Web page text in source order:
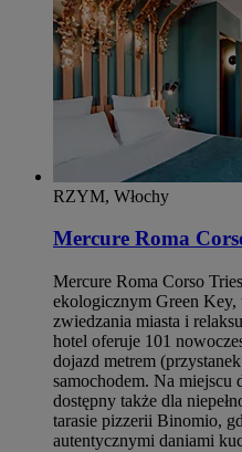
RZYM, Włochy
Mercure Roma
Mercure Roma Corso
ekologicznym Green Key,
zwiedzania miasta i
hotel oferuje 101
dojazd metrem
samochodem. Na miejscu
dostępny także dla
tarasie pizzerii Binomio,
autentycznymi daniami